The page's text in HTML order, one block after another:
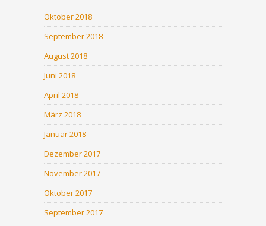
Oktober 2018
September 2018
August 2018
Juni 2018
April 2018
März 2018
Januar 2018
Dezember 2017
November 2017
Oktober 2017
September 2017